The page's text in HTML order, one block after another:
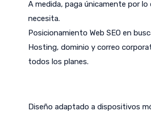
A medida, paga únicamente por
necesita.
Posicionamiento Web SEO en
Hosting, dominio y correo
todos los planes.
Diseño adaptado a dispositivos